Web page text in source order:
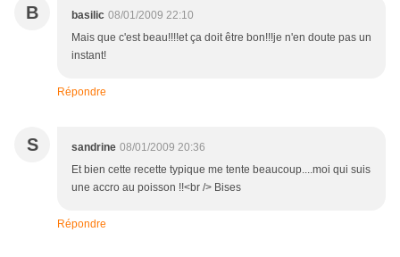
B basilic 08/01/2009 22:10
Mais que c'est beau!!!!et ça doit être bon!!!je n'en doute pas un
instant!
Répondre
S sandrine 08/01/2009 20:36
Et bien cette recette typique me tente beaucoup....moi qui suis
une accro au poisson !!<br /> Bises
Répondre